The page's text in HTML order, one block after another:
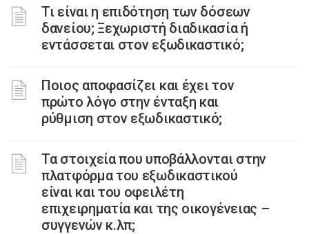
Τι είναι η επιδότηση των δόσεων
δανείου; Ξεχωριστή διαδικασία ή
εντάσσεται στον εξωδικαστικό;
Ποιος αποφασίζει και έχει τον
πρώτο λόγο στην ένταξη και
ρύθμιση στον εξωδικαστικό;
Τα στοιχεία που υποβάλλονται στην
πλατφόρμα του εξωδικαστικού
είναι και του οφειλέτη
επιχειρηματία και της οικογένειας –
συγγενών κ.λπ;